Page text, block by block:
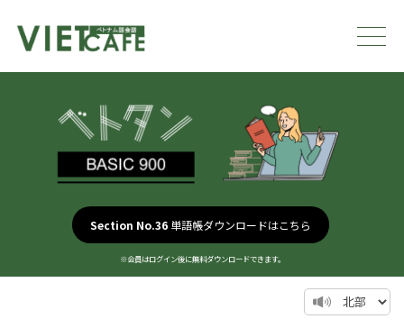
Section No.36単語帳ダウンロードはこちら
※会員はログイン後に無料ダウンロードできます。